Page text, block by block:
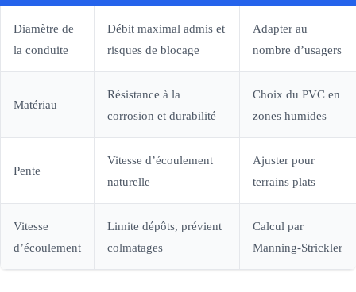
Diamètre de
la conduite
Débit maximal admis et
risques de blocage
Adapter au
nombre d’usagers
Matériau
Résistance à la
corrosion et durabilité
Choix du PVC en
zones humides
Pente
Vitesse d’écoulement
naturelle
Ajuster pour
terrains plats
Vitesse
d’écoulement
Limite dépôts, prévient
colmatages
Calcul par
Manning-Strickler